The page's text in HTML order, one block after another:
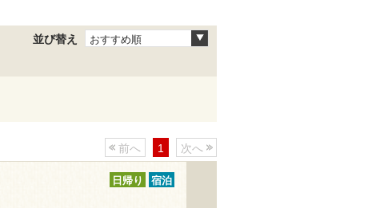
並び替え おすすめ順
前へ 1 次へ
日帰り 宿泊